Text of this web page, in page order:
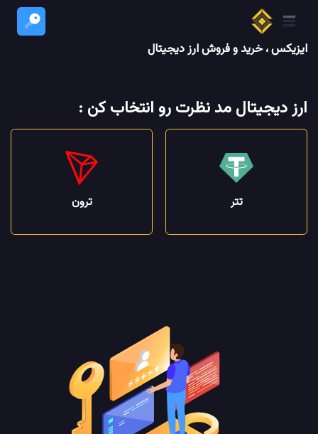
ایزیکس ، خرید و فروش ارز دیجیتال
ارز دیجیتال مد نظرت رو انتخاب کن :
تتر ترون